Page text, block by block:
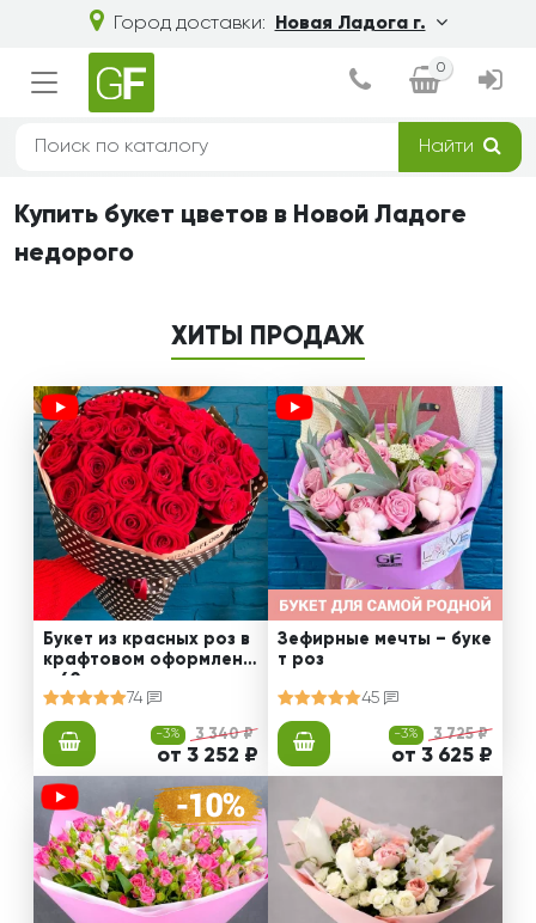
Город доставки: Новая Ладога г.
0
Найти
Купить букет цветов в Новой Ладоге
недорого
ХИТЫ ПРОДАЖ
Букет из красных роз в
крафтовом оформлени
и 60 см
74
-3% 3 340 ₽
от 3 252 ₽
Зефирные мечты – буке
т роз
45
-3% 3 725 ₽
от 3 625 ₽